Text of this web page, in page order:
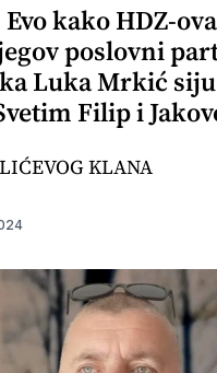
Evo kako HDZ-
poslovni
Luka Mrkić
Filip i
KLANA